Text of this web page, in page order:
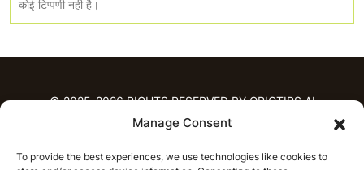
Manage Consent
To provide the best experiences, we use technologies like cookies to
कोई टिप्पणी नही है।
© 2025-2026 RIGHTS RESERVED BY CRICTIPS.AI
भविष्यवाणियाँ